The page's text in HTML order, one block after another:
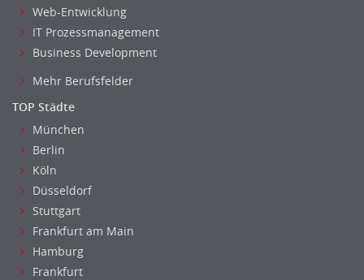
Web-Entwicklung
IT Prozessmanagement
Business Development
Mehr Berufsfelder
TOP Städte
München
Berlin
Köln
Düsseldorf
Stuttgart
Frankfurt am Main
Hamburg
Frankfurt